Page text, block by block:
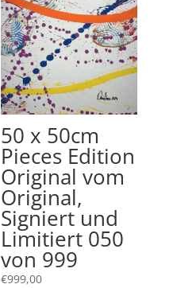
50 x 50cm
Pieces Edition
Original vom
Original,
Signiert und
Limitiert 050
von 999
€999,00